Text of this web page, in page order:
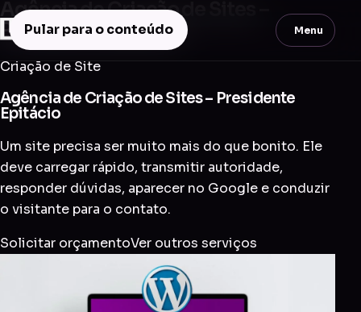
Pular para o conteúdo Menu
Agência de Criação de Sites –
Presidente Epitácio
Criação de Site
Agência de Criação de Sites – Presidente
Epitácio
Um site precisa ser muito mais do que bonito. Ele
deve carregar rápido, transmitir autoridade,
responder dúvidas, aparecer no Google e conduzir
o visitante para o contato.
Solicitar orçamentoVer outros serviços